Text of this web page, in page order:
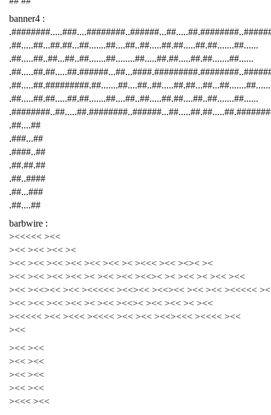
banner4 :
.##.....##...##.##...##.......##....##..##.....##.##.....##.##.......##......
.##.....##..##...##..##.......##........##.....##.##.....##.##.......##......
.##.....##.#########.##.......##....##..##.....##.##...##...##.......##......
.##.....##.##.....##.##.......##....##..##.....##.##....##..##.......##......
.##....##
.###...##
.####..##
.##.##.##
.##..####
.##...###
.##....##
barbwire :
><<<<< ><<
><< ><< ><< ><
><< ><< ><< ><< ><< ><< >< ><<< ><< ><>< ><
><< ><< ><< ><< >< ><< ><< ><<>< >< ><< >< ><< ><<
><< ><<><< ><< ><<<<< ><<><< ><<><< ><< ><< ><<<<<
><< ><< ><< ><< >< ><< ><<>< ><< ><< >< ><<
><<<<< ><< ><<< ><<<< ><< ><< ><<><<< ><<<< ><<
><<
><< ><<
><< ><<
><< ><<
><< ><<
><<< ><<